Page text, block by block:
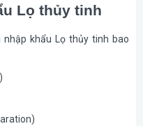
Lọ thủy tinh
khẩu Lọ thủy tinh bao